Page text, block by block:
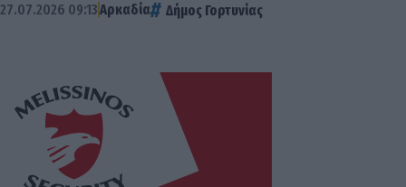
27.07.2026 09:13Αρκαδία Δήμος Γορτυνίας